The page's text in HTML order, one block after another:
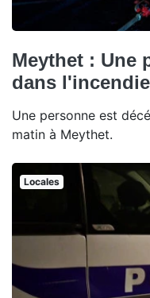
Meythet : Une
dans
Une personne est
matin à Meythet.
Locales